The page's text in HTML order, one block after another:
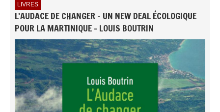
LIVRES
L'AUDACE DE CHANGER - UN NEW DEAL ÉCOLOGIQUE
POUR LA MARTINIQUE - LOUIS BOUTRIN